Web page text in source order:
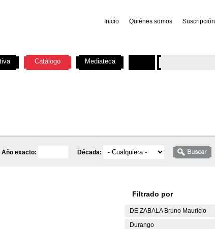
Inicio Quiénes somos Suscripción
Año exacto: Década:
Filtrado por
DE ZABALA Bruno Mauricio
Durango
Catálogo Mediateca